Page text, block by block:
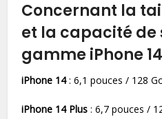
Concernant la
et la capacité de
gamme iPhone
iPhone 14: 6,1 pouces / 128
iPhone 14 Plus : 6,7 pouces /